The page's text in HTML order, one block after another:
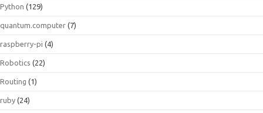
Python (129)
quantum.computer (7)
raspberry-pi (4)
Robotics (22)
Routing (1)
ruby (24)